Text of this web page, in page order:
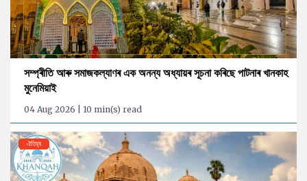
সম্প্ৰীতি আৰু সমাজকল্যাণৰ এক অনন্য অধ্যায়ৰ সূচনা কৰিছে পাটনাৰ খানকাহ
মুনেমিয়াই
04 Aug 2026 | 10 min(s) read
ঐতিহ্য